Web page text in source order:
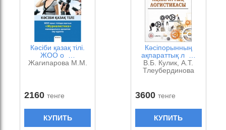
Кәсіби қазақ тілі.
ЖОО о …
Жагипарова М.М.
2160тенге
КУПИТЬ
Кәсіпорынның
ақпараттық л …
В.Б. Кулик, А.Т.
Тлеубердинова
3600 тенге
КУПИТЬ